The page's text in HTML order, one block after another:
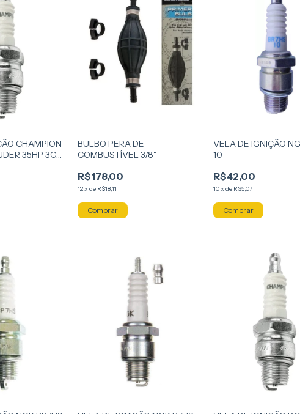
CHAMPION
35HP 3CC
BULBO PERA DE
COMBUSTÍVEL 3/8"
R$178,00
12x de R$18,11
VELA DE IGNIÇÃO
10
R$42,00
10xde R$5,07